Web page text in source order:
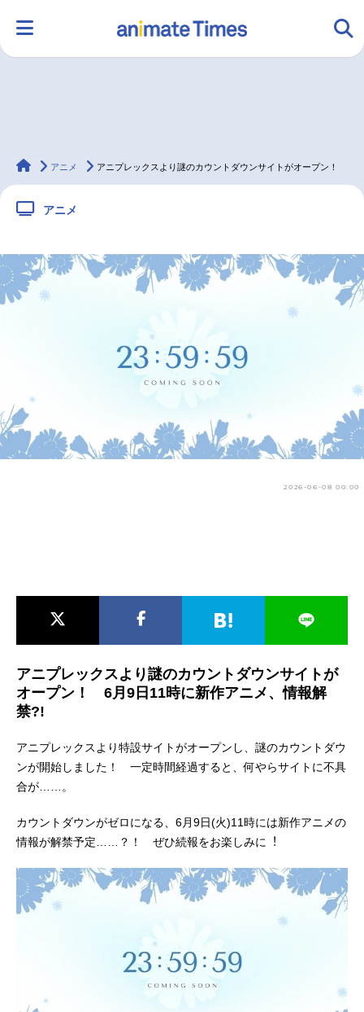
ラジオ みんなの声 グッズ 映画
2.5次元 配信・Vtuber
声優記事一覧
今期アニメ曜日別一覧
春アニメ 夏アニメ
animateTimes
アニメ アニプレックスより謎のカウントダウンサイトがオープン！
アニメ
2026-06-08 00:00
アニプレックスより謎のカウントダウンサイトが
オープン！ 6月9日11時に新作アニメ、情報解
禁?!
アニプレックスより特設サイトがオープンし、謎のカウントダウ
ンが開始しました！ 一定時間経過すると、何やらサイトに不具
合が……。
カウントダウンがゼロになる、6月9日(火)11時には新作アニメの
情報が解禁予定……？！ ぜひ続報をお楽しみに︕